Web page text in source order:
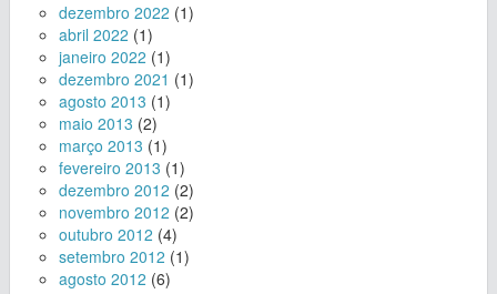
dezembro 2022 (1)
abril 2022 (1)
janeiro 2022 (1)
dezembro 2021 (1)
agosto 2013 (1)
maio 2013 (2)
março 2013 (1)
fevereiro 2013 (1)
dezembro 2012 (2)
novembro 2012 (2)
outubro 2012 (4)
setembro 2012 (1)
agosto 2012 (6)